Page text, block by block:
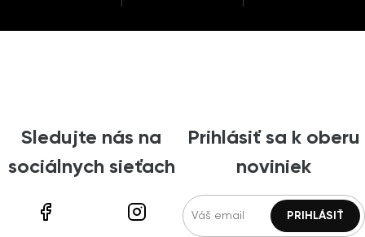
Sledujte nás na
sociálnych sieťach
Prihlásiť sa k oberu
noviniek